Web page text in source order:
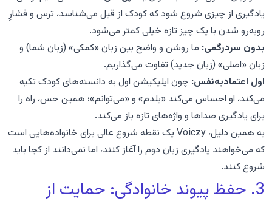
یادگیری از چیزی شروع شود که کودک از قبل می‌شناسد، ترس و فشارِ
روبه‌رو شدن با یک چیز تازه خیلی کمتر می‌شود.
بدون سردرگمی: ما روشن و واضح بین زبان «کمکی» (زبان شما) و
زبان «اصلی» (زبان جدید) تفاوت می‌گذاریم.
اول اعتمادبه‌نفس: چون اپلیکیشن اول به دانسته‌های کودک تکیه
می‌کند، او احساس می‌کند «بلدم» و «می‌توانم»؛ همین حس، راه را
برای یادگیری صداها و واژه‌های تازه باز می‌کند.
به همین دلیل، Voiczy یک نقطه شروع عالی برای خانواده‌هایی است
که می‌خواهند یادگیری زبان دوم را آغاز کنند، اما نمی‌دانند از کجا باید
شروع کنند.
3. حفظ پیوند خانوادگی: حمایت از